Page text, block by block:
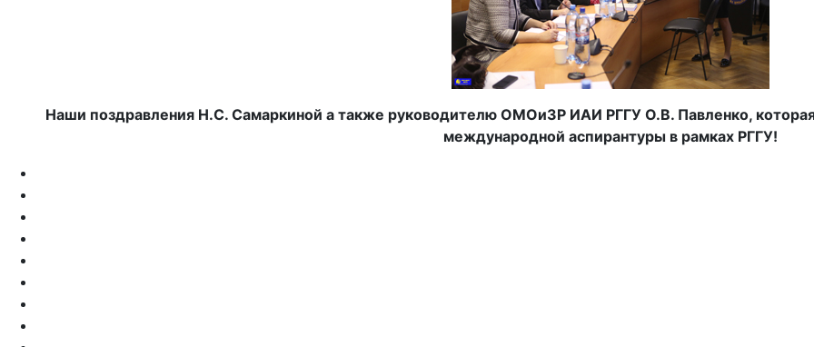
Наши поздравления Н.С. Самаркиной а также руководителю ОМОиЗР ИАИ РГГУ О.В. Павленко,
международной аспирантуры в рамках РГГУ!